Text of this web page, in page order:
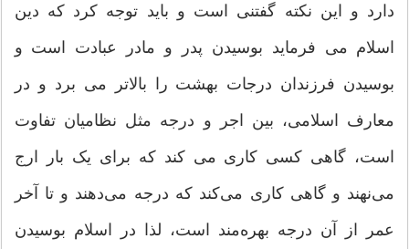
دارد و این نکته گفتنی است و باید توجه کرد که دین
اسلام می فرماید بوسیدن پدر و مادر عبادت است و
بوسیدن فرزندان درجات بهشت را بالاتر می برد و در
معارف اسلامی، بین اجر و درجه مثل نظامیان تفاوت
است، گاهی کسی کاری می کند که برای یک بار ارج
می‌نهند و گاهی کاری می‌کند که درجه می‌دهند و تا آخر
عمر از آن درجه بهره‌مند است، لذا در اسلام بوسیدن